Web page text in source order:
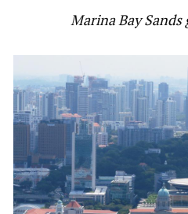
Marina Bay Sands